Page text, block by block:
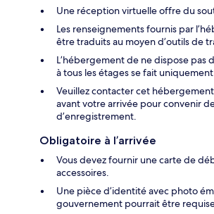
Une réception virtuelle offre du
Les renseignements fournis par
être traduits au moyen d’outils de
L’hébergement de ne dispose pas
à tous les étages se fait
Veuillez contacter cet
avant votre arrivée pour convenir
d’enregistrement.
Obligatoire à l’arrivée
Vous devez fournir une carte de
accessoires.
Une pièce d’identité avec photo
gouvernement pourrait être